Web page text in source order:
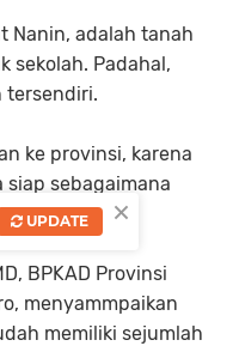
Nanin, adalah tanah
sekolah. Padahal,
tersendiri.
ke provinsi, karena
siap sebagaimana
lebih detail.
BPKAD Provinsi
menyammpaikan
memiliki sejumlah
×
UPDATE